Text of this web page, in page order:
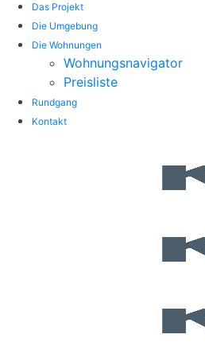
Das Projekt
Die Umgebung
Die Wohnungen
Wohnungsnavigator
Preisliste
Rundgang
Kontakt